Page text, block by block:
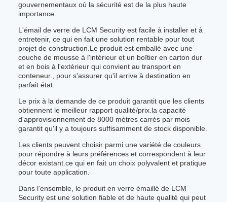
gouvernementaux où la sécurité est de la plus haute
importance.
L'émail de verre de LCM Security est facile à installer et à
entretenir, ce qui en fait une solution rentable pour tout
projet de construction.Le produit est emballé avec une
couche de mousse à l'intérieur et un boîtier en carton dur
et en bois à l'extérieur qui convient au transport en
conteneur., pour s'assurer qu'il arrive à destination en
parfait état.
Le prix à la demande de ce produit garantit que les clients
obtiennent le meilleur rapport qualité/prix.la capacité
d'approvisionnement de 8000 mètres carrés par mois
garantit qu'il y a toujours suffisamment de stock disponible.
Les clients peuvent choisir parmi une variété de couleurs
pour répondre à leurs préférences et correspondent à leur
décor existant.ce qui en fait un choix polyvalent et pratique
pour toute application.
Dans l'ensemble, le produit en verre émaillé de LCM
Security est une solution fiable et de haute qualité qui peut